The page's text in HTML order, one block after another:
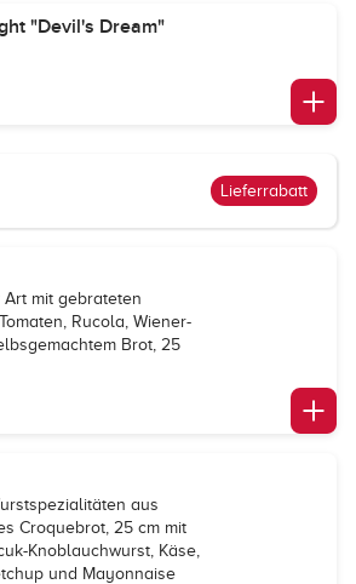
"Devil's Dream"
Lieferrabatt
mit gebrateten
Rucola, Wiener-
Brot, 25
aus
Croquebrot, 25 cm mit
Knoblauchwurst, Käse,
und Mayonnaise